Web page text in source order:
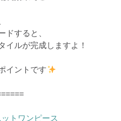
ドすると、
イルが完成しますよ！
イントです
トワンピース